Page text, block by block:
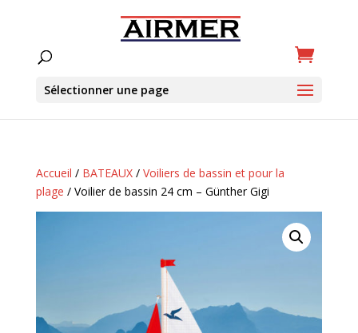
Sélectionner une page
Accueil / BATEAUX/ Voiliers de bassin et pour la
plage / Voilier de bassin 24 cm – Günther Gigi